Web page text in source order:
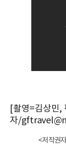
[촬영=김상민,
자/
<저작권